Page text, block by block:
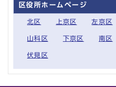
区役所ホームページ
北区 上京区 左京区
山科区 下京区 南区
伏見区